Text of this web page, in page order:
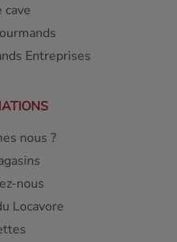
cave
Entreprises
nous ?
nous
Locavore